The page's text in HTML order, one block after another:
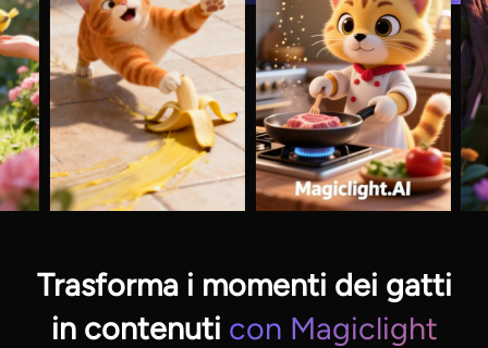
Trasforma i momenti dei gatti
in contenuti con Magiclight